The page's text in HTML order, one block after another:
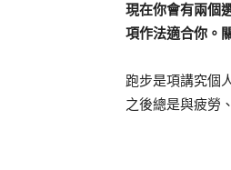
現在你會有兩個
項作法適合你。
跑步是項講究個
之後總是與疲勞